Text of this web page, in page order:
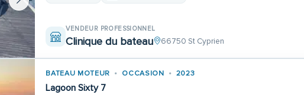
VENDEUR PROFESSIONNEL
Clinique du bateau 66750 St Cyprien
BATEAU MOTEUR OCCASION 2023
Lagoon Sixty 7